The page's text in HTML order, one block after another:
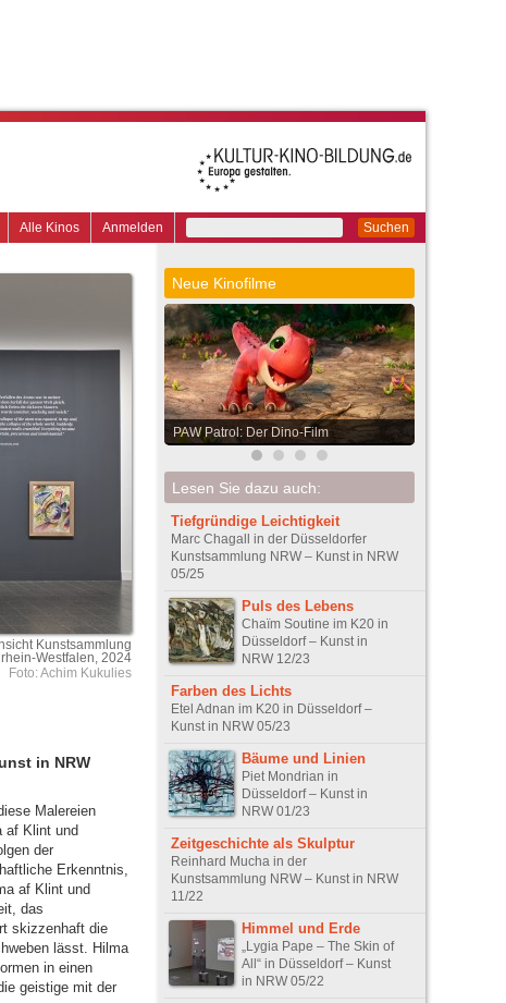
Suchen
Anmelden
Alle Kinos
Kunstsammlung
Westfalen, 2024
Foto: Achim Kukulies
in NRW
Malereien
af Klint und
der
Erkenntnis,
af Klint und
das
skizzenhaft die
lässt. Hilma
in einen
geistige mit der
Neue Kinofilme
PAW Patrol: Der Dino-Film
Lesen Sie dazu auch:
Tiefgründige Leichtigkeit
Marc Chagall in der Düsseldorfer
Kunstsammlung NRW – Kunst in NRW
05/25
Puls des Lebens
Chaïm Soutine im K20 in
Düsseldorf – Kunst in
NRW 12/23
Farben des Lichts
Etel Adnan im K20 in Düsseldorf –
Kunst in NRW 05/23
Bäume und Linien
Piet Mondrian in
Düsseldorf – Kunst in
NRW 01/23
Zeitgeschichte als Skulptur
Reinhard Mucha in der
Kunstsammlung NRW – Kunst in NRW
11/22
Himmel und Erde
„Lygia Pape – The Skin of
All“ in Düsseldorf – Kunst
in NRW 05/22